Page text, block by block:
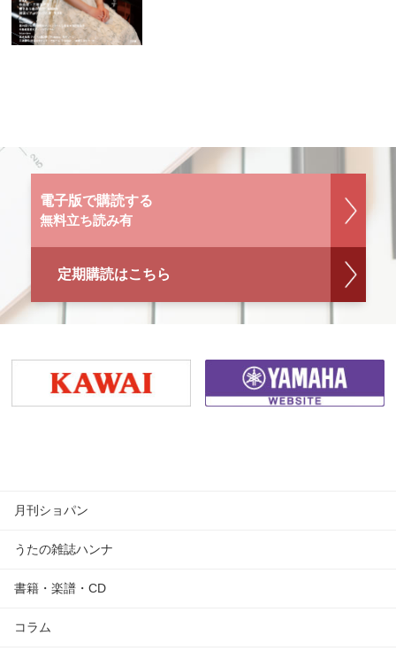
電子版で購読する
無料立ち読み有
定期購読はこちら
月刊ショパン
うたの雑誌ハンナ
書籍・楽譜・CD
コラム